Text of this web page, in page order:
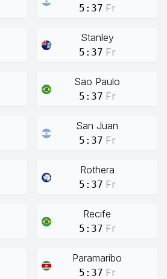
5:37 Fr
Stanley
5:37 Fr
Sao Paulo
5:37 Fr
San Juan
5:37 Fr
Rothera
5:37 Fr
Recife
5:37 Fr
Paramaribo
5:37 Fr